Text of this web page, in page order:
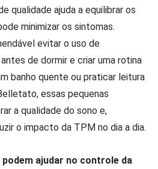
qualidade ajuda a equilibrar os
minimizar os sintomas.
evitar o uso de
de dormir e criar uma rotina
banho quente ou praticar leitura
essas pequenas
a qualidade do sono e,
o impacto da TPM no dia a dia.
ajudar no controle da